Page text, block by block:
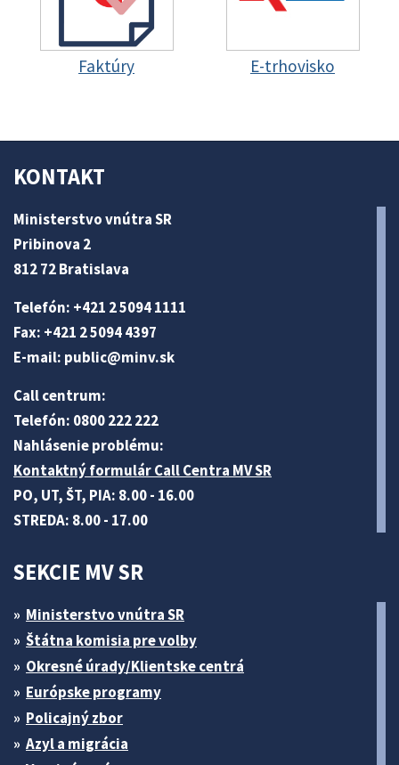
Faktúry E-trhovisko
KONTAKT
Ministerstvo vnútra SR
Pribinova 2
812 72 Bratislava
Telefón: +421 2 5094 1111
Fax: +421 2 5094 4397
E-mail: public@minv.sk
Call centrum:
Telefón: 0800 222 222
Nahlásenie problému:
Kontaktný formulár Call Centra MV SR
PO, UT, ŠT, PIA: 8.00 - 16.00
STREDA: 8.00 - 17.00
SEKCIE MV SR
Ministerstvo vnútra SR
Štátna komisia pre volby
Okresné úrady/Klientske centrá
Európske programy
Policajný zbor
Azyl a migrácia